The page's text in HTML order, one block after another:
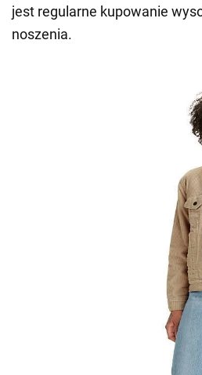
jest regularne kupowanie
noszenia.